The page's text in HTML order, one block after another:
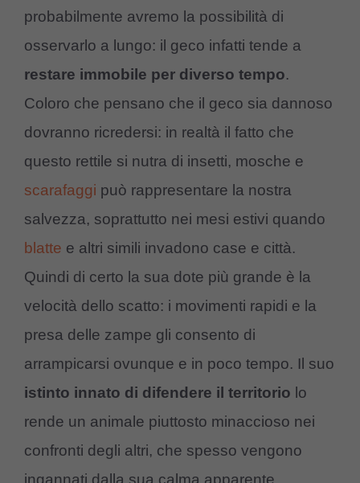
probabilmente avremo la possibilità di
osservarlo a lungo: il geco infatti tende a
restare immobile per diverso tempo.
Coloro che pensano che il geco sia dannoso
dovranno ricredersi: in realtà il fatto che
questo rettile si nutra di insetti, mosche e
scarafaggi può rappresentare la nostra
salvezza, soprattutto nei mesi estivi quando
blatte e altri simili invadono case e città.
Quindi di certo la sua dote più grande è la
velocità dello scatto: i movimenti rapidi e la
presa delle zampe gli consento di
arrampicarsi ovunque e in poco tempo. Il suo
istinto innato di difendere il territorio lo
rende un animale piuttosto minaccioso nei
confronti degli altri, che spesso vengono
ingannati dalla sua calma apparente.